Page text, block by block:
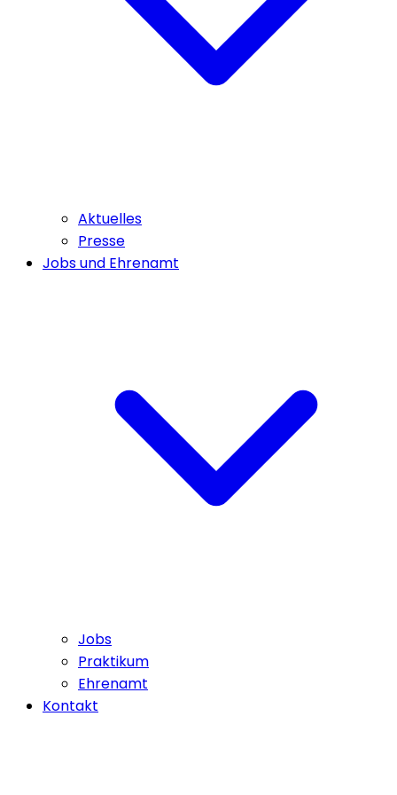
Aktuelles
Presse
Jobs und Ehrenamt
Jobs
Praktikum
Ehrenamt
Kontakt